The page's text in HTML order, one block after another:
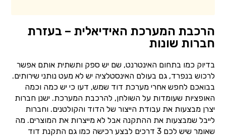
הרכבת המערכת האידיאלית – בעזרת
חברות שונות
בדיוק כמו בתחום האינטרנט, שם יש ספק ותשתית אותם אפשר
לרכוש בנפרד, גם בעולם האינסטלציה יש לא מעט נותני שירותים.
בבואכם לחפש אחרי מערכת דוד שמש, דעו כי יש כמה וכמה
האופציות שעומדות על השולחן, להרכבת המערכת. ישנן חברות
יצרן מבצעות את עבודת הייצור של הדוד והקולטנים. וחברות
לייבל שמבצעות את ההתקנה אבל לא מייצרות את המוצרים. מה
שאומר שיש לכם 3 דרכים לבצע רכישה כמו גם התקנת דוד